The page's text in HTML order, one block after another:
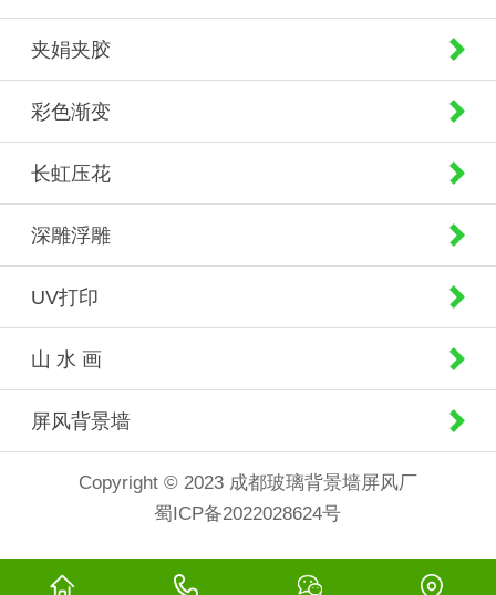
夹娟夹胶
彩色渐变
长虹压花
深雕浮雕
UV打印
山 水 画
屏风背景墙
Copyright © 2023 成都玻璃背景墙屏风厂
蜀ICP备2022028624号